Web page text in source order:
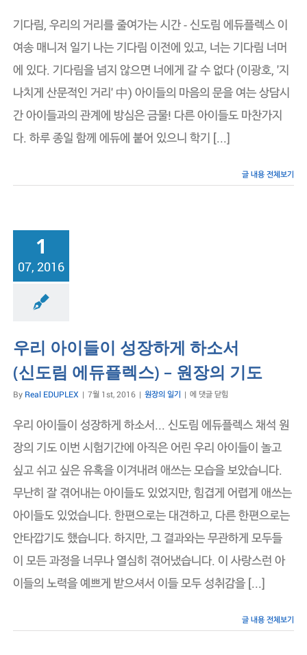
전
하
기
위
한
다
도
기다림, 우리의 거리를 줄여가는 시간 - 신도림 에듀플렉스 이
여송 매니저 일기 나는 기다림 이전에 있고, 너는 기다림 너머
에 있다. 기다림을 넘지 않으면 너에게 갈 수 없다 (이광호, '지
나치게 산문적인 거리' 中) 아이들의 마음의 문을 여는 상담시
간 아이들과의 관계에 방심은 금물! 다른 아이들도 마찬가지
다. 하루 종일 함께 에듀에 붙어 있으니 학기 [...]
글 내용 전체보기
1
07, 2016
우리 아이들이 성장하게 하소서
(신도림 에듀플렉스) – 원장의 기도
By Real EDUPLEX | 7월 1st, 2016 | 원장의 일기 | 우
아
이
들
이
성
하
하
서
(신
도
림
에
에 댓글 닫힘
우리 아이들이 성장하게 하소서... 신도림 에듀플렉스 채석 원
장의 기도 이번 시험기간에 아직은 어린 우리 아이들이 놀고
싶고 쉬고 싶은 유혹을 이겨내려 애쓰는 모습을 보았습니다.
무난히 잘 겪어내는 아이들도 있었지만, 힘겹게 어렵게 애쓰는
아이들도 있었습니다. 한편으로는 대견하고, 다른 한편으로는
안타깝기도 했습니다. 하지만, 그 결과와는 무관하게 모두들
이 모든 과정을 너무나 열심히 겪어냈습니다. 이 사랑스런 아
이들의 노력을 예쁘게 받으셔서 이들 모두 성취감을 [...]
글 내용 전체보기